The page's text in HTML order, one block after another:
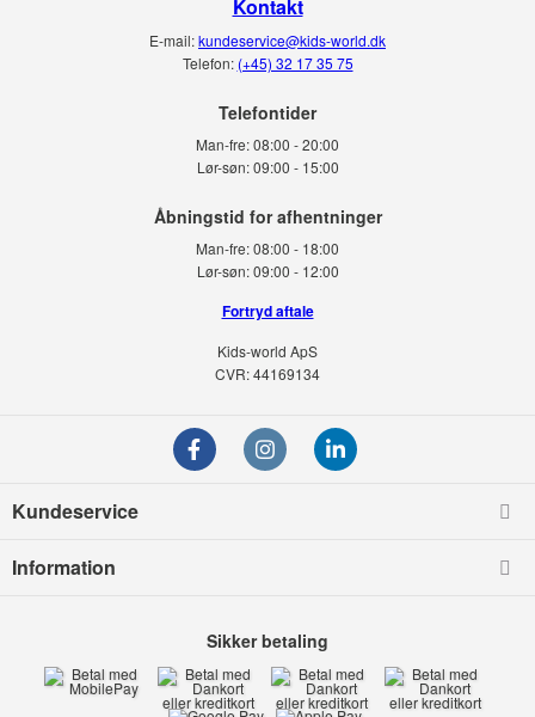
Kontakt
E-mail:kundeservice@kids-world.dk
Telefon: (+45) 32 17 35 75
Telefontider
Man-fre:08:00 - 20:00
Lør-søn: 09:00 - 15:00
Man-fre:08:00 - 18:00
Lør-søn:09:00 - 12:00
Fortryd aftale
Kids-world ApS
CVR: 44169134
Kundeservice
Information
Sikker betaling